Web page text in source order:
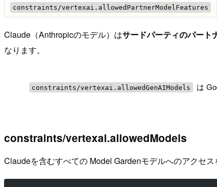
constraints/vertexai.allowedPartnerModelFeatures
Claude（Anthropicのモデル）はサードパーティのパート
なります。
constraints/vertexai.allowedGenAIModels は
constraints/vertexai.allowedModels
Claudeを含むすべての Model Gardenモデルへのアクセ